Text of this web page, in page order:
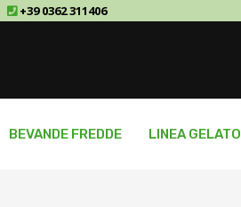
+39 0362 311406
BEVANDE FREDDE LINEA GELATO